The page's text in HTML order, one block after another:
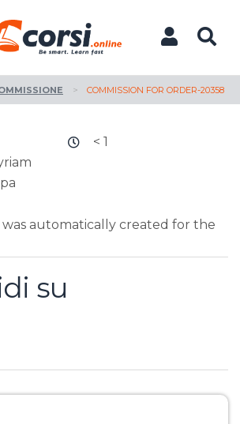
> COMMISSION FOR ORDER-20358
< 1
was automatically created for the
su